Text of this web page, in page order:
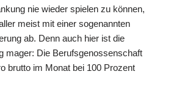
nie wieder spielen zu können,
meist mit einer sogenannten
ab. Denn auch hier ist die
mager: Die Berufsgenossenschaft
brutto im Monat bei 100 Prozent